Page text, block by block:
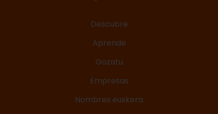
Descubre
Aprende
Gozatu
Empresas
Nombres euskera